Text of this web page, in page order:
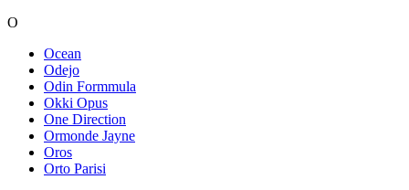
O
Ocean
Odejo
Odin Formmula
Okki Opus
One Direction
Ormonde Jayne
Oros
Orto Parisi